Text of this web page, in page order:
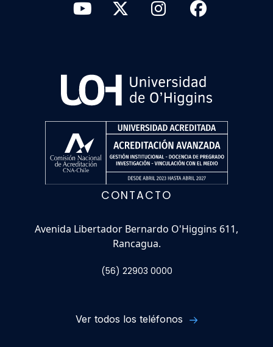
CONTACTO
Avenida Libertador Bernardo O'Higgins 611,
Rancagua.
(56) 22903 0000
Ver todos los teléfonos